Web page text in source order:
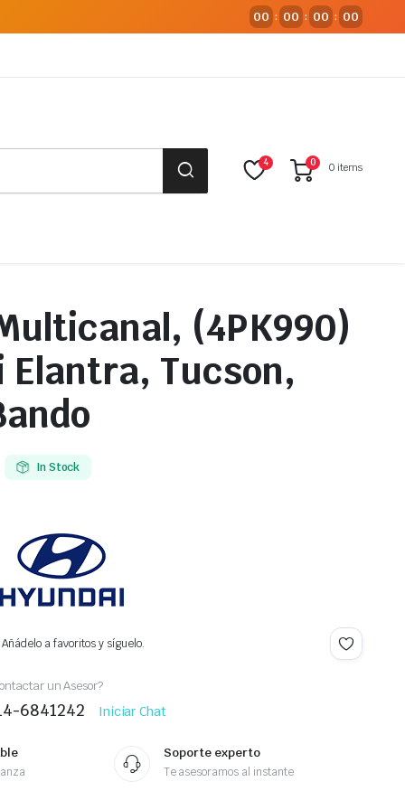
00 : 00 : 00 : 00
4 0 0 items
(4PK990)
Elantra, Tucson,
In Stock
a favoritos y síguelo.
un Asesor?
6841242 Iniciar Chat
Soporte experto
Te asesoramos al instante